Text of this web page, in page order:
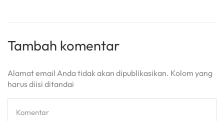
Tambah komentar
Alamat email Anda tidak akan dipublikasikan. Kolom yang
harus diisi ditandai